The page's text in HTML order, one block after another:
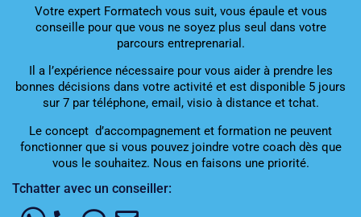
Votre expert Formatech vous suit, vous épaule et vous
conseille pour que vous ne soyez plus seul dans votre
parcours entreprenarial.
Il a l’expérience nécessaire pour vous aider à prendre les
bonnes décisions dans votre activité et est disponible 5 jours
sur 7 par téléphone, email, visio à distance et tchat.
Le concept d’accompagnement et formation ne peuvent
fonctionner que si vous pouvez joindre votre coach dès que
vous le souhaitez. Nous en faisons une priorité.
Tchatter avec un conseiller: